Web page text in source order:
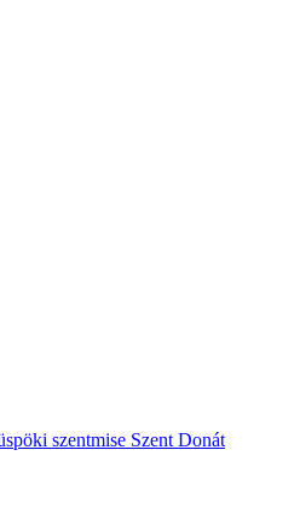
szentmise Szent Donát